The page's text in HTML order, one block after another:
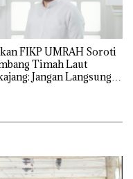
FIKP UMRAH Soroti
Timah Laut
Jangan Langsung